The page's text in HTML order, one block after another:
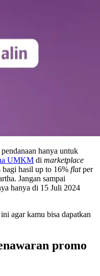
hanya untuk
UMKM di marketplace
bagi hasil up to 16% flatper
Jangan sampai
hanya di 15 Juli 2024
agar kamu bisa dapatkan
promo